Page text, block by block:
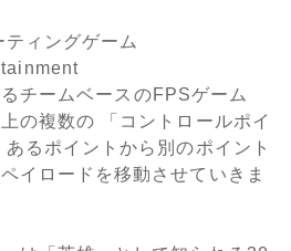
ィングゲーム
チームベースのFPSゲーム
の複数の 「コントロールポイ
るポイントから別のポイント
イロードを移動させていきま